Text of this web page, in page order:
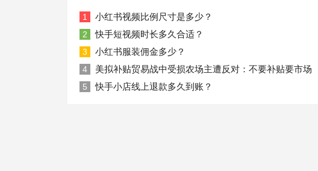
1 小红书视频比例尺寸是多少？
2 快手短视频时长多久合适？
3 小红书服装佣金多少？
4 美拟补贴贸易战中受损农场主遭反对：不要补贴要市场
5 快手小店线上退款多久到账？